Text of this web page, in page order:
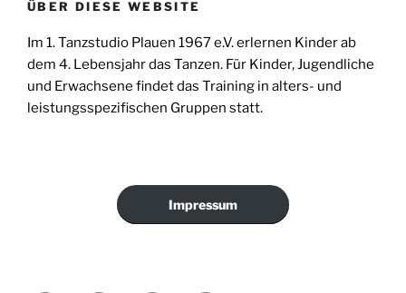
ÜBER DIESE WEBSITE
Im 1. Tanzstudio Plauen 1967 e.V. erlernen Kinder ab
dem 4. Lebensjahr das Tanzen. Für Kinder, Jugendliche
und Erwachsene findet das Training in alters- und
leistungsspezifischen Gruppen statt.
Impressum